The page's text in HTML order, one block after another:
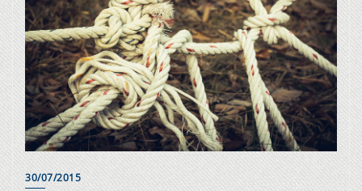
30/07/2015